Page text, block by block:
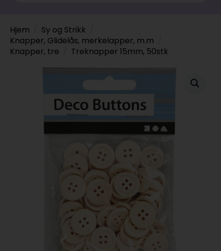
Hjem
Sy og Strikk
Knapper, Glidelås, merkelapper, m.m
Knapper, tre
Treknapper 15mm, 50stk